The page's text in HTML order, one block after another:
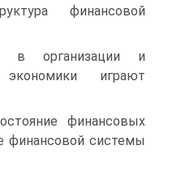
финансовой
в организации и
экономики играют
финансовых
финансовой системы